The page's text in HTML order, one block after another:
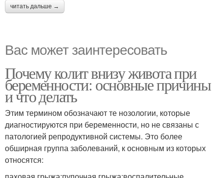
читать дальше →
Вас может заинтересовать
Почему колит внизу живота при
беременности: основные причины
и что делать
Этим термином обозначают те нозологии, которые
диагностируются при беременности, но не связаны с
патологией репродуктивной системы. Это более
обширная группа заболеваний, к основным из которых
относятся: